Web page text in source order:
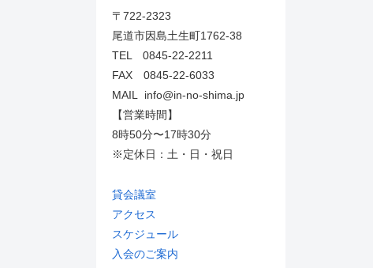
〒722-2323
尾道市因島土生町1762-38
TEL 0845-22-2211
FAX 0845-22-6033
MAIL info@in-no-shima.jp
【営業時間】
8時50分〜17時30分
※定休日：土・日・祝日
貸会議室
アクセス
スケジュール
入会のご案内